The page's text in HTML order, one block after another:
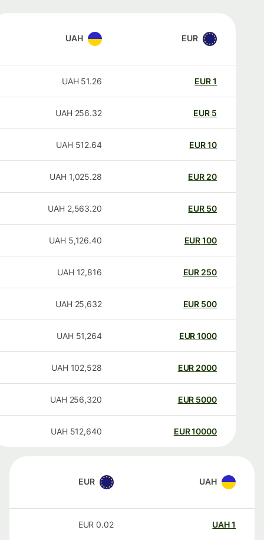
EUR
UAH
EUR
51.26
UAH
EUR
256.32
UAH
EUR
512.64
UAH
20
EUR
1,025.28
UAH
50
EUR
2,563.20
UAH
100
EUR
5,126.40
UAH
250
EUR
12,816
UAH
500
EUR
25,632
UAH
1000
EUR
51,264
UAH
2000
EUR
102,528
UAH
5000
EUR
256,320
UAH
10000
EUR
512,640
UAH
UAH
EUR
UAH
0.02
EUR